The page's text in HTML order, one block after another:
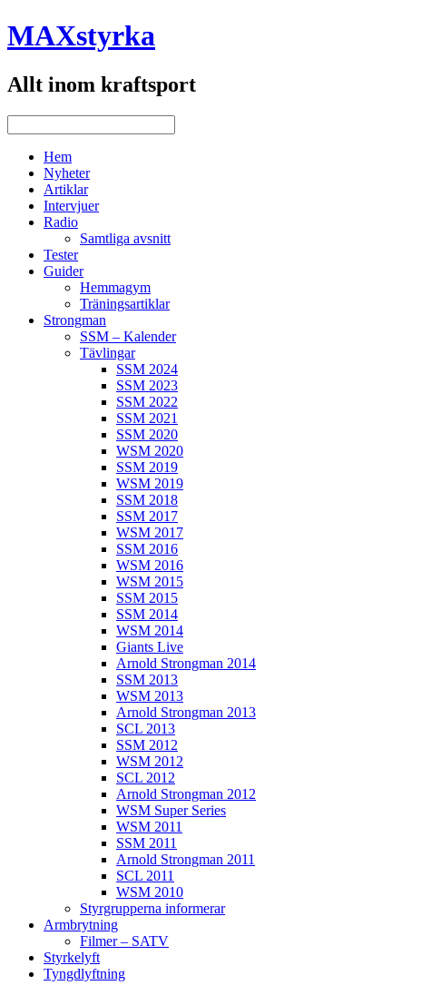
MAXstyrka
Allt inom kraftsport
Hem
Nyheter
Artiklar
Intervjuer
Radio
Samtliga avsnitt
Tester
Guider
Hemmagym
Träningsartiklar
Strongman
SSM – Kalender
Tävlingar
SSM 2024
SSM 2023
SSM 2022
SSM 2021
SSM 2020
WSM 2020
SSM 2019
WSM 2019
SSM 2018
SSM 2017
WSM 2017
SSM 2016
WSM 2016
WSM 2015
SSM 2015
SSM 2014
WSM 2014
Giants Live
Arnold Strongman 2014
SSM 2013
WSM 2013
Arnold Strongman 2013
SCL 2013
SSM 2012
WSM 2012
SCL 2012
Arnold Strongman 2012
WSM Super Series
WSM 2011
SSM 2011
Arnold Strongman 2011
SCL 2011
WSM 2010
Styrgrupperna informerar
Armbrytning
Filmer – SATV
Styrkelyft
Tyngdlyftning